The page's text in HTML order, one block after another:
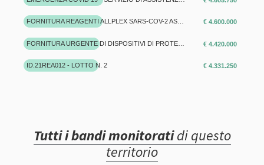
ID.21REA012 - LOTTO N. 2
€ 4.600.000
€ 4.420.000
€ 4.331.250
Tutti i bandi monitoratidi questo
territorio